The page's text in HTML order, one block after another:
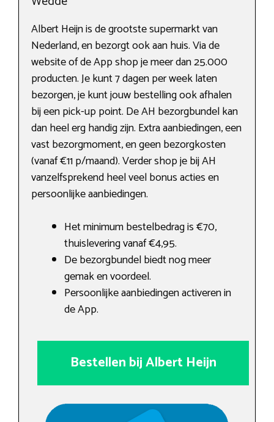
Albert Heijn is de grootste supermarkt van
Nederland, en bezorgt ook aan huis. Via de
website of de App shop je meer dan 25.000
producten. Je kunt 7 dagen per week laten
bezorgen, je kunt jouw bestelling ook afhalen
bij een pick-up point. De AH bezorgbundel kan
dan heel erg handig zijn. Extra aanbiedingen, een
vast bezorgmoment, en geen bezorgkosten
(vanaf €11 p/maand). Verder shop je bij AH
vanzelfsprekend heel veel bonus acties en
persoonlijke aanbiedingen.
Het minimum bestelbedrag is €70,
thuislevering vanaf €4,95.
De bezorgbundel biedt nog meer
gemak en voordeel.
Persoonlijke aanbiedingen activeren in
de App.
Bestellen bij Albert Heijn